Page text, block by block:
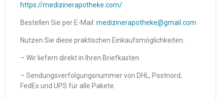
https://medizinerapotheke.com/
Bestellen Sie per E-Mail: medizinerapotheke@gmail.com
Nutzen Sie diese praktischen Einkaufsmöglichkeiten.
– Wir liefern direkt in Ihren Briefkasten.
– Sendungsverfolgungsnummer von DHL, Postnord,
FedEx und UPS für alle Pakete.